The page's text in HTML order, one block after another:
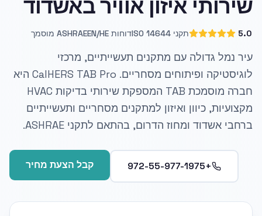
שירותי איזון אוויר באשדוד
5.0 תקני ISO 14644 דוחות EN/HE ASHRAE מוסמך
עיר נמל גדולה עם מתקנים תעשייתיים, מרכזי
לוגיסטיקה ופיתוחים מסחריים. CalHERS TAB Pro היא
חברה מוסמכת TAB המספקת שירותי בדיקות HVAC
מקצועיות, כיוון ואיזון למתקנים מסחריים ותעשייתיים
ברחבי אשדוד ומחוז הדרום, בהתאם לתקני ASHRAE.
+972-55-977-1975 קבל הצעת מחיר